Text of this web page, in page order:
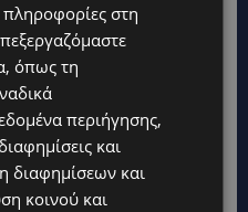
στη
όπως τη
περιήγησης,
και
διαφημίσεων και
κοινού και